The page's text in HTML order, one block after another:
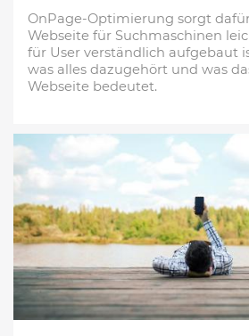
OnPage-Optimierung sorgt
Webseite für Suchmaschinen
für User verständlich aufgebaut
was alles dazugehört und was
Webseite bedeutet.